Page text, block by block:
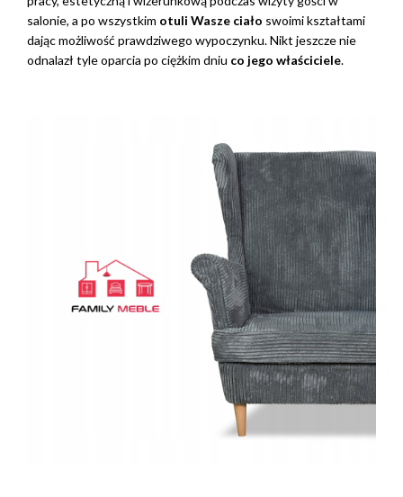
salonie, a po wszystkim otuli Wasze ciało swoimi kształtami
dając możliwość prawdziwego wypoczynku. Nikt jeszcze nie
odnalazł tyle oparcia po ciężkim dniu co jego właściciele.